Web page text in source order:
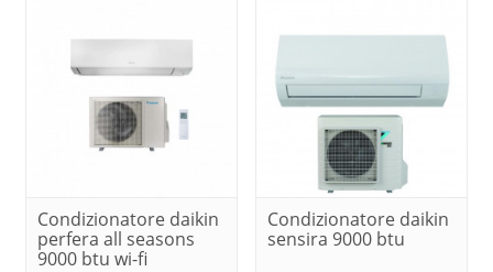
Condizionatore daikin
perfera all seasons
9000 btu wi-fi
Condizionatore daikin
sensira 9000 btu